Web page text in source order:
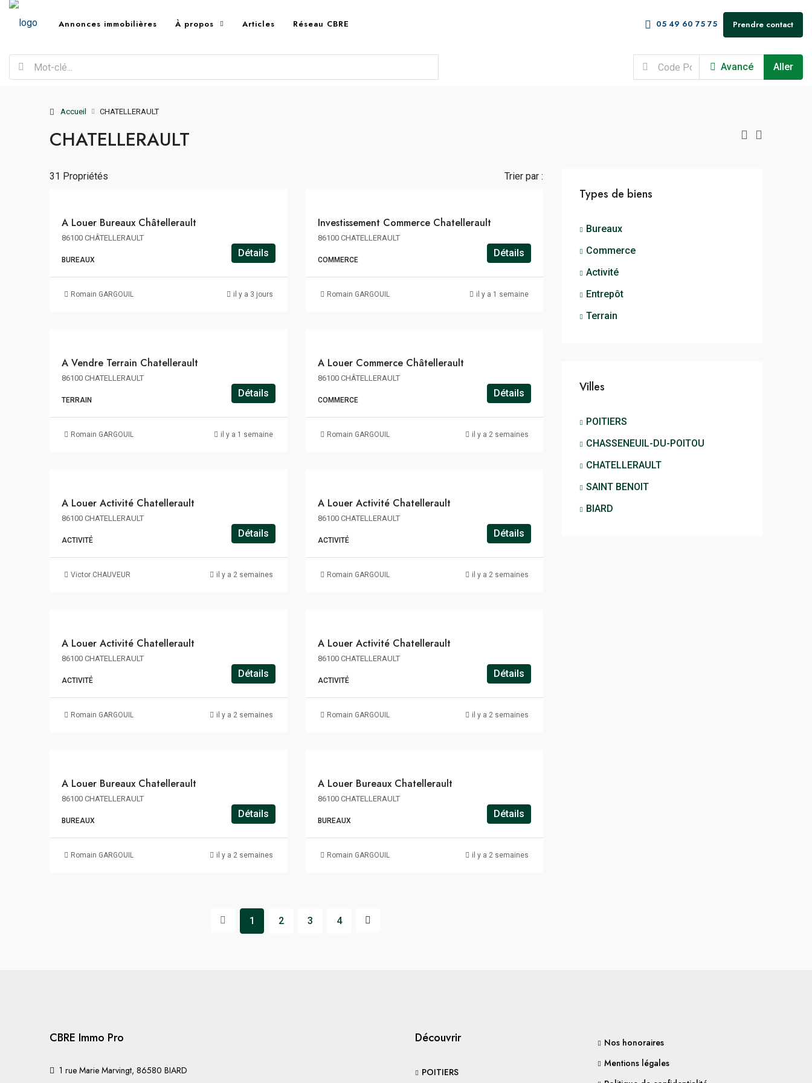
Annonces immobilières À propos Articles Réseau CBRE 05 49 60 75 75 Prendre contact
Avancé Aller
Accueil CHATELLERAULT
CHATELLERAULT
31 Propriétés Trier par :
LOUER
120€
A Louer Bureaux Châtellerault
86100 CHÂTELLERAULT
BUREAUX
Détails
Romain GARGOUIL il y a 3 jours
Investissement Commerce Chatellerault
86100 CHATELLERAULT
COMMERCE
Détails
Romain GARGOUIL il y a 1 semaine
VENDRE
m²
A Vendre Terrain Chatellerault
86100 CHATELLERAULT
TERRAIN
Détails
Romain GARGOUIL il y a 1 semaine
LOUER
76€
A Louer Commerce Châtellerault
86100 CHÂTELLERAULT
COMMERCE
Détails
Romain GARGOUIL il y a 2 semaines
LOUER
76€
A Louer Activité Chatellerault
86100 CHATELLERAULT
ACTIVITÉ
Détails
Victor CHAUVEUR il y a 2 semaines
LOUER
60€
m²/an
A Louer Activité Chatellerault
86100 CHATELLERAULT
ACTIVITÉ
Détails
Romain GARGOUIL il y a 2 semaines
LOUER
48€
A Louer Activité Chatellerault
86100 CHATELLERAULT
ACTIVITÉ
Détails
Romain GARGOUIL il y a 2 semaines
LOUER
83€
m²/an
A Louer Activité Chatellerault
86100 CHATELLERAULT
ACTIVITÉ
Détails
Romain GARGOUIL il y a 2 semaines
LOUER
96€
A Louer Bureaux Chatellerault
86100 CHATELLERAULT
BUREAUX
Détails
Romain GARGOUIL il y a 2 semaines
LOUER
83€
m²/an
A Louer Bureaux Chatellerault
86100 CHATELLERAULT
BUREAUX
Détails
Romain GARGOUIL il y a 2 semaines
1 2 3 4
Types de biens
Bureaux
Commerce
Activité
Entrepôt
Terrain
Villes
POITIERS
CHASSENEUIL-DU-POITOU
CHATELLERAULT
SAINT BENOIT
BIARD
CBRE Immo Pro
1 rue Marie Marvingt, 86580 BIARD
Découvrir
POITIERS
Nos honoraires
Mentions légales